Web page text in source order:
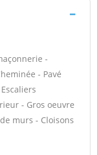
-
- Pavé
- Gros oeuvre
murs - Cloisons